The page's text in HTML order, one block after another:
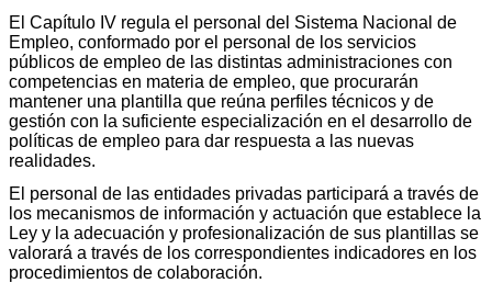
El Capítulo IV regula el personal del Sistema Nacional de
Empleo, conformado por el personal de los servicios
públicos de empleo de las distintas administraciones con
competencias en materia de empleo, que procurarán
mantener una plantilla que reúna perfiles técnicos y de
gestión con la suficiente especialización en el desarrollo de
políticas de empleo para dar respuesta a las nuevas
realidades.
El personal de las entidades privadas participará a través de
los mecanismos de información y actuación que establece la
Ley y la adecuación y profesionalización de sus plantillas se
valorará a través de los correspondientes indicadores en los
procedimientos de colaboración.